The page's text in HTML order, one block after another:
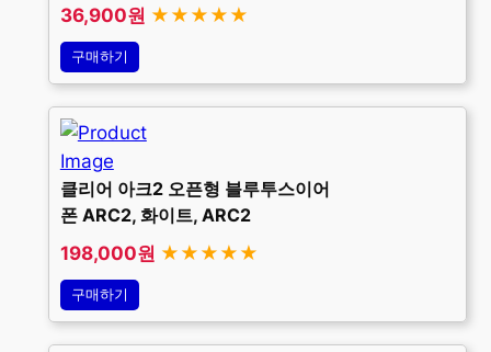
36,900원 ★★★★★
구매하기
클리어 아크2 오픈형 블루투스이어
폰 ARC2, 화이트, ARC2
198,000원 ★★★★★
구매하기